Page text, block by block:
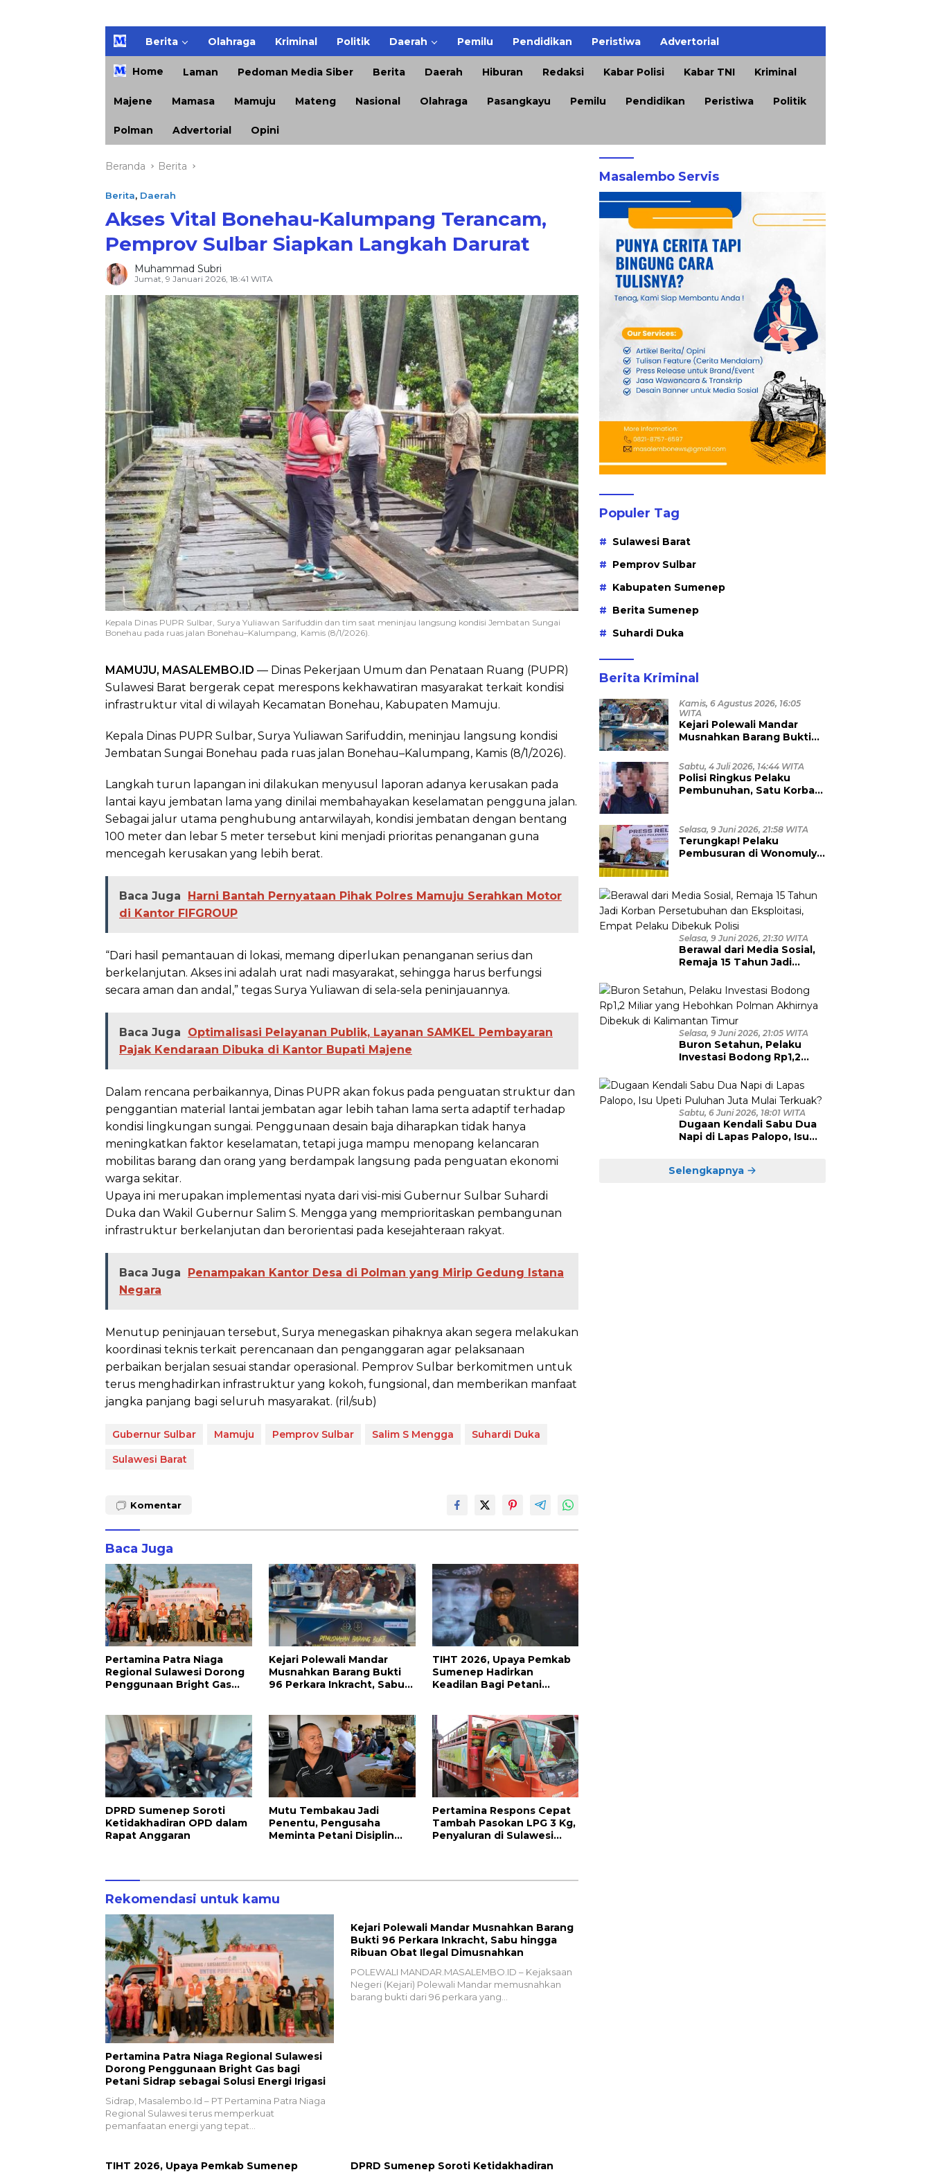
H
m
e
Berita Olahraga Kriminal Politik Daerah Pemilu Pendidikan Peristiwa Advertorial
Home Laman Pedoman Media Siber Berita Daerah Hiburan Redaksi Kabar Polisi Kabar TNI Kriminal
Majene Mamasa Mamuju Mateng Nasional Olahraga Pasangkayu Pemilu Pendidikan Peristiwa Politik
Polman Advertorial Opini
Beranda Berita
Berita, Daerah
Akses Vital Bonehau-Kalumpang Terancam,
Pemprov Sulbar Siapkan Langkah Darurat
Muhammad Subri
Jumat, 9 Januari 2026, 18:41 WITA
Kepala Dinas PUPR Sulbar, Surya Yuliawan Sarifuddin dan tim saat meninjau langsung kondisi Jembatan Sungai
Bonehau pada ruas jalan Bonehau–Kalumpang, Kamis (8/1/2026).
MAMUJU, MASALEMBO.ID — Dinas Pekerjaan Umum dan Penataan Ruang (PUPR)
Sulawesi Barat bergerak cepat merespons kekhawatiran masyarakat terkait kondisi
infrastruktur vital di wilayah Kecamatan Bonehau, Kabupaten Mamuju.
Kepala Dinas PUPR Sulbar, Surya Yuliawan Sarifuddin, meninjau langsung kondisi
Jembatan Sungai Bonehau pada ruas jalan Bonehau–Kalumpang, Kamis (8/1/2026).
Langkah turun lapangan ini dilakukan menyusul laporan adanya kerusakan pada
lantai kayu jembatan lama yang dinilai membahayakan keselamatan pengguna jalan.
Sebagai jalur utama penghubung antarwilayah, kondisi jembatan dengan bentang
100 meter dan lebar 5 meter tersebut kini menjadi prioritas penanganan guna
mencegah kerusakan yang lebih berat.
Baca Juga
Harni Bantah Pernyataan Pihak Polres Mamuju Serahkan Motor
di Kantor FIFGROUP
“Dari hasil pemantauan di lokasi, memang diperlukan penanganan serius dan
berkelanjutan. Akses ini adalah urat nadi masyarakat, sehingga harus berfungsi
secara aman dan andal,” tegas Surya Yuliawan di sela-sela peninjauannya.
Baca Juga
Optimalisasi Pelayanan Publik, Layanan SAMKEL Pembayaran
Pajak Kendaraan Dibuka di Kantor Bupati Majene
Dalam rencana perbaikannya, Dinas PUPR akan fokus pada penguatan struktur dan
penggantian material lantai jembatan agar lebih tahan lama serta adaptif terhadap
kondisi lingkungan sungai. Penggunaan desain baja diharapkan tidak hanya
meningkatkan faktor keselamatan, tetapi juga mampu menopang kelancaran
mobilitas barang dan orang yang berdampak langsung pada penguatan ekonomi
warga sekitar.
Upaya ini merupakan implementasi nyata dari visi-misi Gubernur Sulbar Suhardi
Duka dan Wakil Gubernur Salim S. Mengga yang memprioritaskan pembangunan
infrastruktur berkelanjutan dan berorientasi pada kesejahteraan rakyat.
Baca Juga
Penampakan Kantor Desa di Polman yang Mirip Gedung Istana
Negara
Menutup peninjauan tersebut, Surya menegaskan pihaknya akan segera melakukan
koordinasi teknis terkait perencanaan dan penganggaran agar pelaksanaan
perbaikan berjalan sesuai standar operasional. Pemprov Sulbar berkomitmen untuk
terus menghadirkan infrastruktur yang kokoh, fungsional, dan memberikan manfaat
jangka panjang bagi seluruh masyarakat. (ril/sub)
Gubernur Sulbar Mamuju Pemprov Sulbar Salim S Mengga
Suhardi Duka
Sulawesi Barat
Komentar
Baca Juga
Pertamina Patra Niaga
Regional Sulawesi Dorong
Penggunaan Bright Gas
Kejari Polewali Mandar
Musnahkan Barang Bukti
96 Perkara Inkracht, Sabu
TIHT 2026, Upaya Pemkab
Sumenep Hadirkan
Keadilan Bagi Petani
DPRD Sumenep Soroti
Ketidakhadiran OPD dalam
Rapat Anggaran
Mutu Tembakau Jadi
Penentu, Pengusaha
Meminta Petani Disiplin
Pertamina Respons Cepat
Tambah Pasokan LPG 3 Kg,
Penyaluran di Sulawesi
Rekomendasi untuk kamu
Pertamina Patra Niaga Regional Sulawesi
Dorong Penggunaan Bright Gas bagi
Petani Sidrap sebagai Solusi Energi Irigasi
Sidrap, Masalembo.Id – PT Pertamina Patra Niaga
Regional Sulawesi terus memperkuat
pemanfaatan energi yang tepat…
Kejari Polewali Mandar Musnahkan Barang
Bukti 96 Perkara Inkracht, Sabu hingga
Ribuan Obat Ilegal Dimusnahkan
POLEWALI MANDAR.MASALEMBO.ID – Kejaksaan
Negeri (Kejari) Polewali Mandar memusnahkan
barang bukti dari 96 perkara yang…
TIHT 2026, Upaya Pemkab Sumenep
DPRD Sumenep Soroti Ketidakhadiran
Masalembo Servis
Populer Tag
Sulawesi Barat
Pemprov Sulbar
Kabupaten Sumenep
Berita Sumenep
Suhardi Duka
Berita Kriminal
Kamis, 6 Agustus 2026, 16:05
WITA
Kejari Polewali Mandar
Musnahkan Barang Bukti
hingga Ribuan Obat Ilegal
Dimusnahkan
Sabtu, 4 Juli 2026, 14:44 WITA
Polisi Ringkus Pelaku
Pembunuhan, Satu Korban
Selasa, 9 Juni 2026, 21:58 WITA
Terungkap! Pelaku
Pembusuran di Wonomulyo
Tersangka Diamankan
Selasa, 9 Juni 2026, 21:30 WITA
Berawal dari Media Sosial,
Remaja 15 Tahun Jadi
Eksploitasi, Empat Pelaku
Dibekuk Polisi
Selasa, 9 Juni 2026, 21:05 WITA
Buron Setahun, Pelaku
Investasi Bodong Rp1,2
Polman Akhirnya Dibekuk
di Kalimantan Timur
Sabtu, 6 Juni 2026, 18:01 WITA
Dugaan Kendali Sabu Dua
Napi di Lapas Palopo, Isu
Selengkapnya